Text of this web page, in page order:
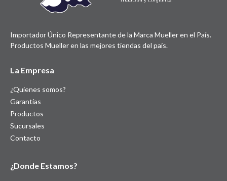
Importador Único Representante de la Marca Mueller en el País.
Productos Mueller en las mejores tiendas del país.
La Empresa
¿Quienes somos?
Garantías
Productos
Sucursales
Contacto
¿Donde Estamos?